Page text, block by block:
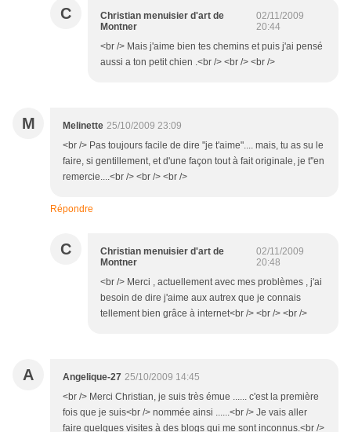
C
Christian menuisier d'art de
Montner
02/11/2009
20:44
<br /> Mais j'aime bien tes chemins et puis j'ai pensé
aussi a ton petit chien .<br /> <br /> <br />
M Melinette 25/10/2009 23:09
<br /> Pas toujours facile de dire "je t'aime".... mais, tu as su le
faire, si gentillement, et d'une façon tout à fait originale, je t''en
remercie....<br /> <br /> <br />
Répondre
C
Christian menuisier d'art de
Montner
02/11/2009
20:48
<br /> Merci , actuellement avec mes problèmes , j'ai
besoin de dire j'aime aux autrex que je connais
tellement bien grâce à internet<br /> <br /> <br />
A Angelique-27 25/10/2009 14:45
<br /> Merci Christian, je suis très émue ...... c'est la première
fois que je suis<br /> nommée ainsi ......<br /> Je vais aller
faire quelques visites à des blogs qui me sont inconnus.<br />